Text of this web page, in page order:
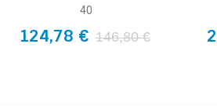
40
124,78 € 146,80 €